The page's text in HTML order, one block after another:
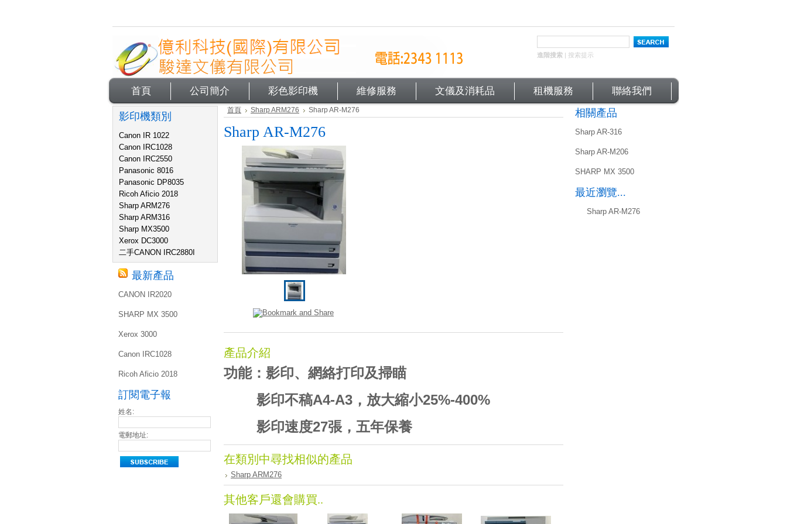
進階搜索 | 搜索提示
首頁 公司簡介 彩色影印機 維修服務 文儀及消耗品 租機服務 聯絡我們
影印機類別
Canon IR 1022
Canon IRC1028
Canon IRC2550
Panasonic 8016
Panasonic DP8035
Ricoh Aficio 2018
Sharp ARM276
Sharp ARM316
Sharp MX3500
Xerox DC3000
二手CANON IRC2880I
最新產品
CANON IR2020
SHARP MX 3500
Xerox 3000
Canon IRC1028
Ricoh Aficio 2018
訂閱電子報
姓名:
電郵地址:
首頁 Sharp ARM276 Sharp AR-M276
Sharp AR-M276
產品介紹
功能：影印、網絡打印及掃瞄
影印不稿A4-A3，放大縮小25%-400%
影印速度27張，五年保養
在類別中尋找相似的產品
Sharp ARM276
其他客戶還會購買..
相關產品
Sharp AR-316
Sharp AR-M206
SHARP MX 3500
最近瀏覽...
Sharp AR-M276